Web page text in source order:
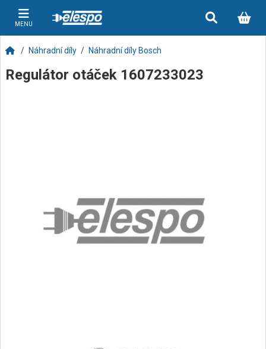
MENU
Náhradní díly Náhradní díly Bosch
Regulátor otáček 1607233023